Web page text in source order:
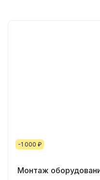
-1 000 ₽
Монтаж